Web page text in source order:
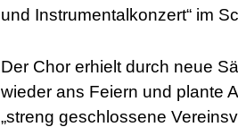
und Instrumentalkonzert“ im
Der Chor erhielt durch neue
wieder ans Feiern und plante
„streng geschlossene